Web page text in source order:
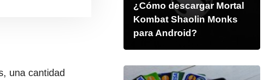
una cantidad
¿Cómo descargar Mortal
Kombat Shaolin Monks
para Android?